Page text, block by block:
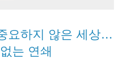
요하지 않은 세상…
는 연쇄